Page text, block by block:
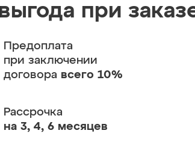
при
Предоплата
при заключении
договора всего 10%
Рассрочка
на 3, 4, 6 месяцев